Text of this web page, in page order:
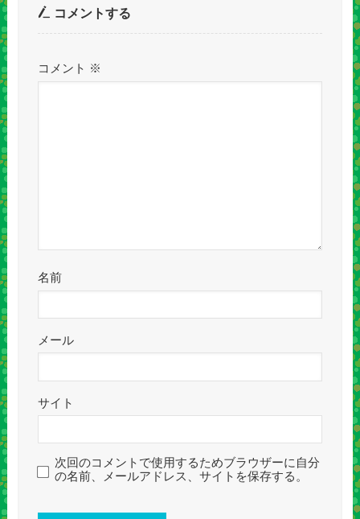
コメントする
コメント ※
名前
メール
サイト
次回のコメントで使用するためブラウザーに自分
の名前、メールアドレス、サイトを保存する。